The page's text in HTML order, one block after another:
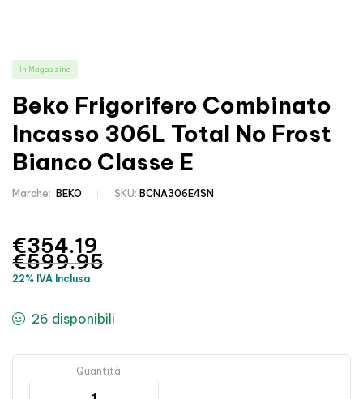
In Magazzino
Beko Frigorifero Combinato
Incasso 306L Total No Frost
Bianco Classe E
Marche: BEKO SKU: BCNA306E4SN
€599.95
€354.19
22% IVA Inclusa
26 disponibili
Quantità